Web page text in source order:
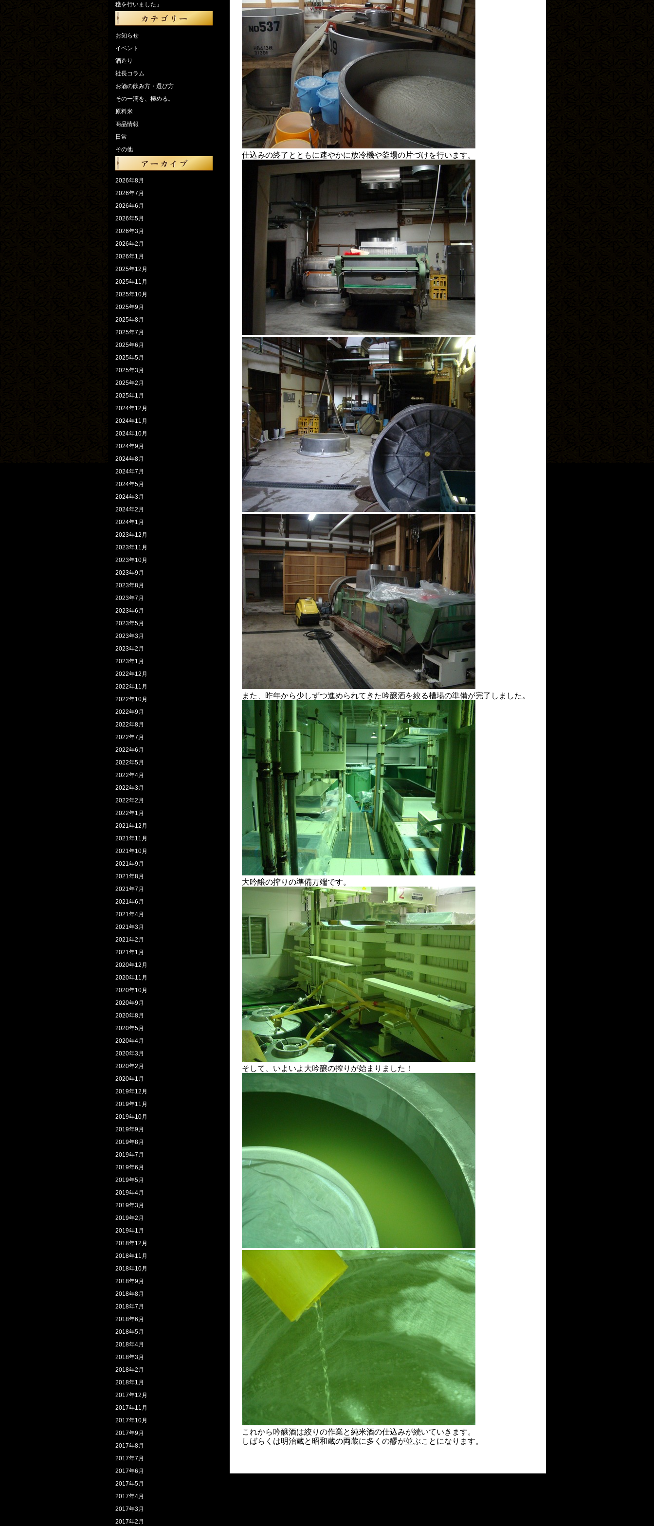
仕込みの終了とともに速やかに放冷機や釜場の片づけを行います。
また、昨年から少しずつ進められてきた吟醸酒を絞る槽場の準備が完了しました。
大吟醸の搾りの準備万端です。
そして、いよいよ大吟醸の搾りが始まりました！
これから吟醸酒は絞りの作業と純米酒の仕込みが続いていきます。
しばらくは明治蔵と昭和蔵の両蔵に多くの醪が並ぶことになります。
穫を行いました」
お知らせ
イベント
酒造り
社長コラム
お酒の飲み方・選び方
その一滴を、極める。
原料米
商品情報
日常
その他
2026年8月
2026年7月
2026年6月
2026年5月
2026年3月
2026年2月
2026年1月
2025年12月
2025年11月
2025年10月
2025年9月
2025年8月
2025年7月
2025年6月
2025年5月
2025年3月
2025年2月
2025年1月
2024年12月
2024年11月
2024年10月
2024年9月
2024年8月
2024年7月
2024年5月
2024年3月
2024年2月
2024年1月
2023年12月
2023年11月
2023年10月
2023年9月
2023年8月
2023年7月
2023年6月
2023年5月
2023年3月
2023年2月
2023年1月
2022年12月
2022年11月
2022年10月
2022年9月
2022年8月
2022年7月
2022年6月
2022年5月
2022年4月
2022年3月
2022年2月
2022年1月
2021年12月
2021年11月
2021年10月
2021年9月
2021年8月
2021年7月
2021年6月
2021年4月
2021年3月
2021年2月
2021年1月
2020年12月
2020年11月
2020年10月
2020年9月
2020年8月
2020年5月
2020年4月
2020年3月
2020年2月
2020年1月
2019年12月
2019年11月
2019年10月
2019年9月
2019年8月
2019年7月
2019年6月
2019年5月
2019年4月
2019年3月
2019年2月
2019年1月
2018年12月
2018年11月
2018年10月
2018年9月
2018年8月
2018年7月
2018年6月
2018年5月
2018年4月
2018年3月
2018年2月
2018年1月
2017年12月
2017年11月
2017年10月
2017年9月
2017年8月
2017年7月
2017年6月
2017年5月
2017年4月
2017年3月
2017年2月